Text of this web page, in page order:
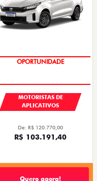
OPORTUNIDADE
MOTORISTAS DE
APLICATIVOS
De: R$ 120.770,00
R$ 103.191,40
Quero agora!